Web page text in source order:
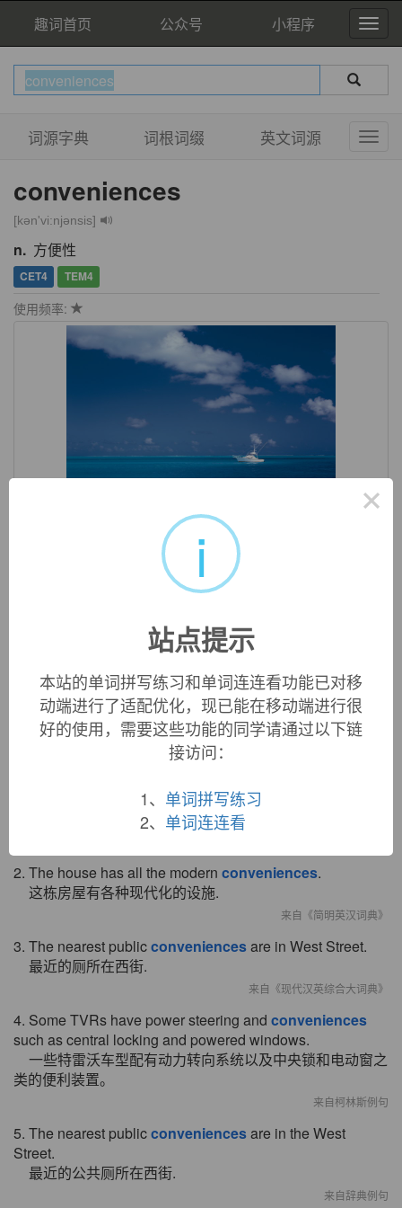
趣词首页 公众号 小程序
词源字典 词根词缀 英文词源
conveniences
[kən'vi:njənsis]
n. 方便性
CET4 TEM4
使用频率:
1/ 3
"material appliances conducive to personal comfort," 1670s,
1. The house is full ofconveniencesof every sort.
这座房子设备齐全.
2. The house has all the modern conveniences.
这栋房屋有各种现代化的设施.
来自《简明英汉词典》
3. The nearest publicconveniencesare in West Street.
最近的厕所在西街.
来自《现代汉英综合大词典》
4. Some TVRs have power steering and conveniences
such as central locking and powered windows.
一些特雷沃车型配有动力转向系统以及中央锁和电动窗之
类的便利装置。
来自柯林斯例句
5. The nearest publicconveniencesare in the West
Street.
最近的公共厕所在西街.
来自辞典例句
×
i
站点提示
本站的单词拼写练习和单词连连看功能已对移
动端进行了适配优化，现已能在移动端进行很
好的使用，需要这些功能的同学请通过以下链
接访问：
1、 单词拼写练习
2、 单词连连看